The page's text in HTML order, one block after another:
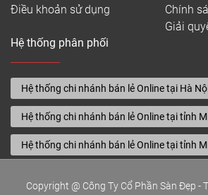
Điều khoản sử dụng
Chính
Giải
Hệ thống phân phối
Hệ thống chi nhánh bán lẻ Online tại Hà
Hệ thống chi nhánh bán lẻ Online tại tỉnh
Hệ thống chi nhánh bán lẻ Online tại tỉnh
Copyright @ Công Ty Cổ Phần Sàn Đẹp -